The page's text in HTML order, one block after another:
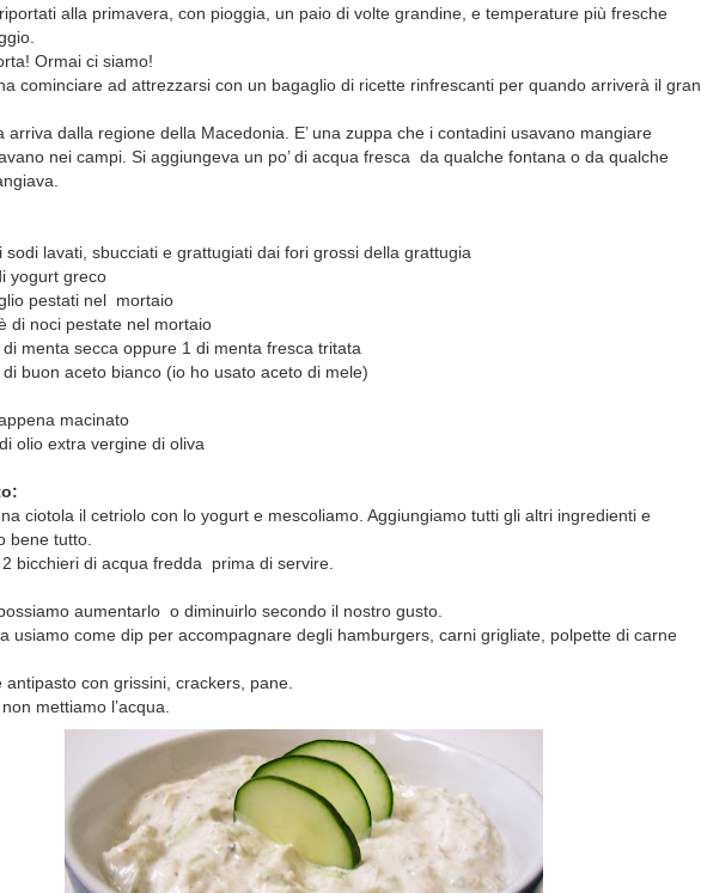
alla primavera, con pioggia, un paio di volte grandine, e temperature più fresche
Ormai ci siamo!
cominciare ad attrezzarsi con un bagaglio di ricette rinfrescanti per quando arriverà il gran
arriva dalla regione della Macedonia. E’ una zuppa che i contadini usavano mangiare
nei campi. Si aggiungeva un po’ di acqua fresca da qualche fontana o da qualche
lavati, sbucciati e grattugiati dai fori grossi della grattugia
yogurt greco
pestati nel mortaio
di noci pestate nel mortaio
menta secca oppure 1 di menta fresca tritata
buon aceto bianco (io ho usato aceto di mele)
macinato
olio extra vergine di oliva
ciotola il cetriolo con lo yogurt e mescoliamo. Aggiungiamo tutti gli altri ingredienti e
bene tutto.
bicchieri di acqua fredda prima di servire.
aumentarlo o diminuirlo secondo il nostro gusto.
usiamo come dip per accompagnare degli hamburgers, carni grigliate, polpette di carne
antipasto con grissini, crackers, pane.
mettiamo l’acqua.